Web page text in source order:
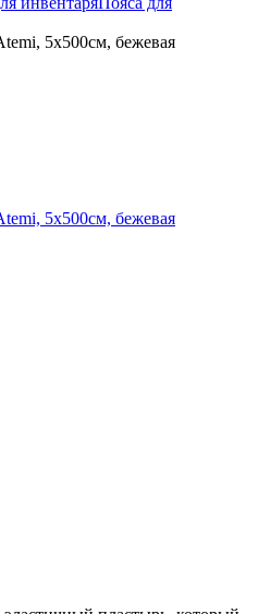
5х500см, бежевая